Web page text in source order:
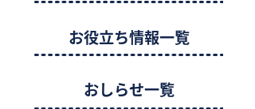
お役立ち情報一覧
おしらせ一覧